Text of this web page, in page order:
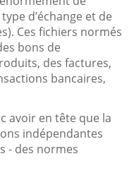
d’échange et de
Ces fichiers normés
bons de
des factures,
bancaires,
avoir en tête que la
indépendantes
- des normes